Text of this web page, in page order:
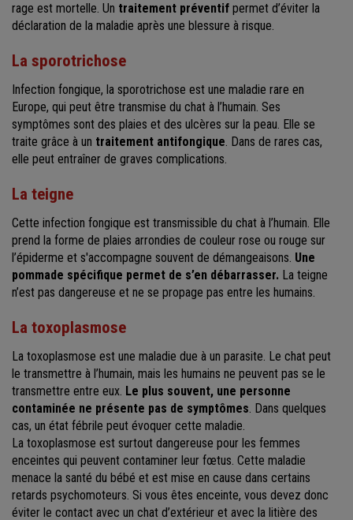
rage est mortelle. Un traitement préventif permet d’éviter la
déclaration de la maladie après une blessure à risque.
La sporotrichose
Infection fongique, la sporotrichose est une maladie rare en
Europe, qui peut être transmise du chat à l’humain. Ses
symptômes sont des plaies et des ulcères sur la peau. Elle se
traite grâce à un traitement antifongique. Dans de rares cas,
elle peut entraîner de graves complications.
La teigne
Cette infection fongique est transmissible du chat à l’humain. Elle
prend la forme de plaies arrondies de couleur rose ou rouge sur
l’épiderme et s'accompagne souvent de démangeaisons. Une
pommade spécifique permet de s’en débarrasser. La teigne
n’est pas dangereuse et ne se propage pas entre les humains.
La toxoplasmose
La toxoplasmose est une maladie due à un parasite. Le chat peut
le transmettre à l’humain, mais les humains ne peuvent pas se le
transmettre entre eux. Le plus souvent, une personne
contaminée ne présente pas de symptômes. Dans quelques
cas, un état fébrile peut évoquer cette maladie.
La toxoplasmose est surtout dangereuse pour les femmes
enceintes qui peuvent contaminer leur fœtus. Cette maladie
menace la santé du bébé et est mise en cause dans certains
retards psychomoteurs. Si vous êtes enceinte, vous devez donc
éviter le contact avec un chat d’extérieur et avec la litière des